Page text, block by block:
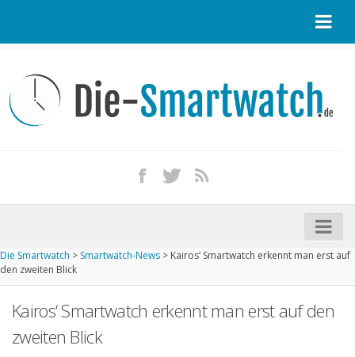
Kontakt / Tipp geben
Impressum
iPhone kaufen
Startseite
Kommende Smartwatches
Die Smartwatch > Smartwatch-News > Kairos‘ Smartwatch erkennt man erst auf
den zweiten Blick
Kairos‘ Smartwatch erkennt man erst auf den
zweiten Blick